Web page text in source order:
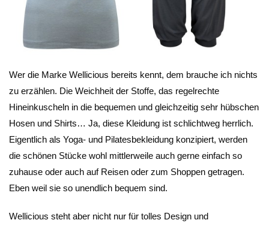
Wer die Marke Wellicious bereits kennt, dem brauche ich nichts
zu erzählen. Die Weichheit der Stoffe, das regelrechte
Hineinkuscheln in die bequemen und gleichzeitig sehr hübschen
Hosen und Shirts… Ja, diese Kleidung ist schlichtweg herrlich.
Eigentlich als Yoga- und Pilatesbekleidung konzipiert, werden
die schönen Stücke wohl mittlerweile auch gerne einfach so
zuhause oder auch auf Reisen oder zum Shoppen getragen.
Eben weil sie so unendlich bequem sind.
Wellicious steht aber nicht nur für tolles Design und